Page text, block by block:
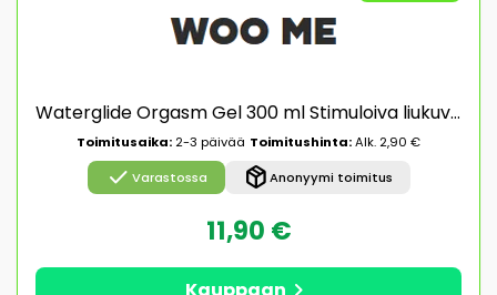
Waterglide Orgasm Gel 300 ml Stimuloiva liukuvoide
Toimitusaika: 2-3 päivää Toimitushinta:Alk. 2,90 €
check Varastossa package_2Anonyymi toimitus
11,90 €